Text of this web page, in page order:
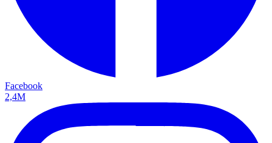
Facebook
2,4M